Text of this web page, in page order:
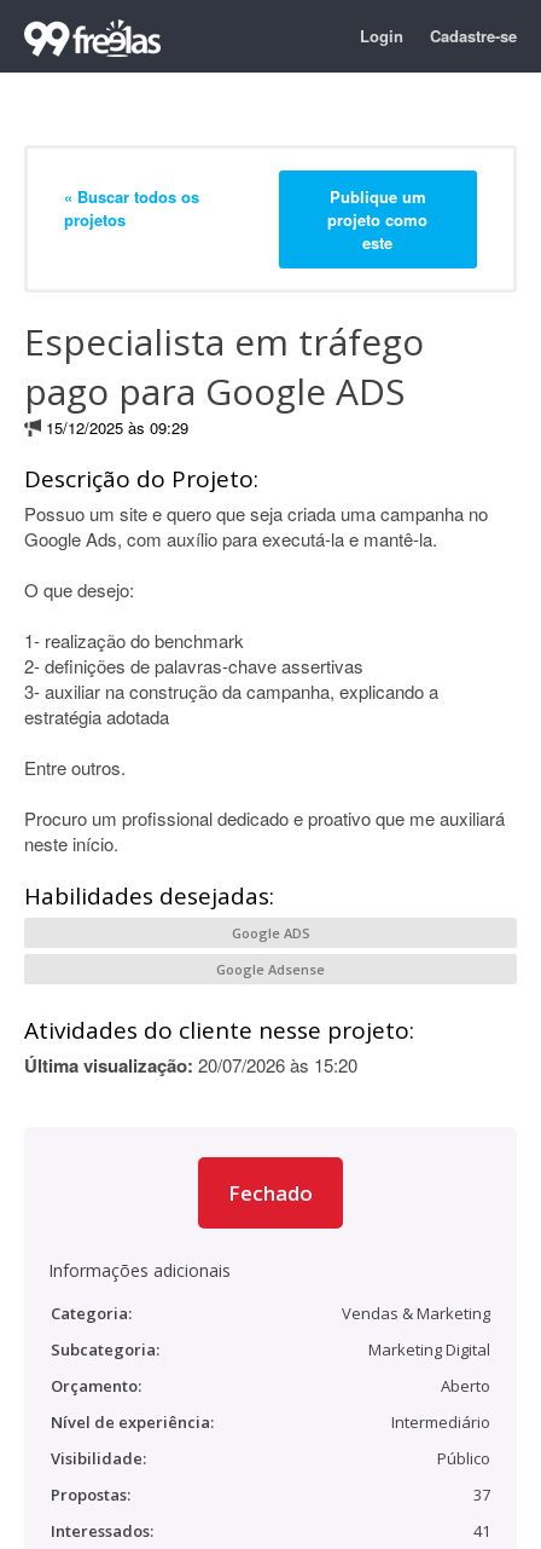
Login Cadastre-se
« Buscar todos os
projetos
Publique um
projeto como
este
Especialista em tráfego
pago para Google ADS
15/12/2025 às 09:29
Descrição do Projeto:
Possuo um site e quero que seja criada uma campanha no
Google Ads, com auxílio para executá-la e mantê-la.
O que desejo:
1- realização do benchmark
2- definições de palavras-chave assertivas
3- auxiliar na construção da campanha, explicando a
estratégia adotada
Entre outros.
Procuro um profissional dedicado e proativo que me auxiliará
neste início.
Habilidades desejadas:
Google ADS
Google Adsense
Atividades do cliente nesse projeto:
Última visualização: 20/07/2026 às 15:20
Fechado
Informações adicionais
Categoria:
Vendas & Marketing
Subcategoria:
Marketing Digital
Orçamento:
Aberto
Nível de experiência:
Intermediário
Visibilidade:
Público
Propostas:
37
Interessados:
41